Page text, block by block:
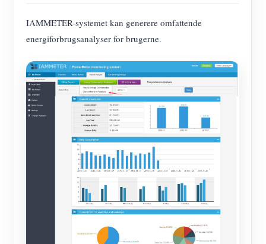
IAMMETER-systemet kan generere omfattende
energiforbrugsanalyser for brugerne.